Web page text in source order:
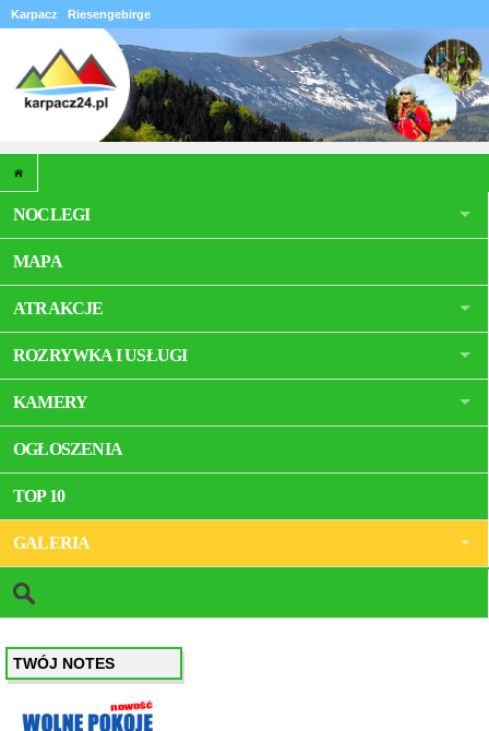
Karpacz Riesengebirge
NOCLEGI
MAPA
ATRAKCJE
ROZRYWKA I USŁUGI
KAMERY
OGŁOSZENIA
TOP 10
GALERIA
TWÓJ NOTES